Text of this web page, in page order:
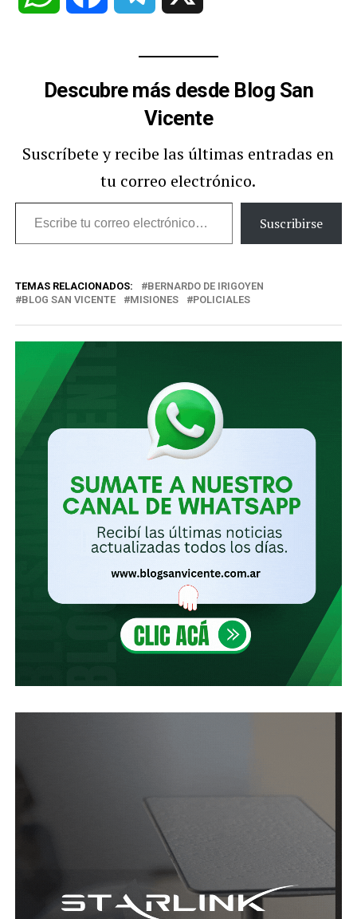
Descubre más desde Blog San
Vicente
Suscríbete y recibe las últimas entradas en
tu correo electrónico.
Escribe
tu
electrónico…
Suscribirse
TEMAS RELACIONADOS:
BERNARDO DE IRIGOYEN
BLOG SAN VICENTE
MISIONES POLICIALES